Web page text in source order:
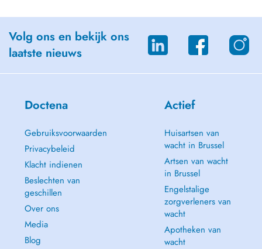
Volg ons en bekijk ons
laatste nieuws
Doctena
Gebruiksvoorwaarden
Privacybeleid
Klacht indienen
Beslechten van
geschillen
Over ons
Media
Blog
Actief
Huisartsen van
wacht in Brussel
Artsen van wacht
in Brussel
Engelstalige
zorgverleners van
wacht
Apotheken van
wacht